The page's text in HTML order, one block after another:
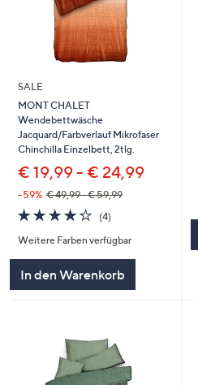
SALE
MONT CHALET
Wendebettwäsche
Jacquard/Farbverlauf Mikrofaser
Chinchilla Einzelbett, 2tlg.
€ 19,99 - € 24,99
--59% € 49,99 - € 59,99
4.2
von
5
(4)4
Weitere Farben verfügbar
In den Warenkorb